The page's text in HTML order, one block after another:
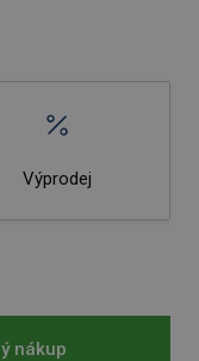
Výprodej
nákup